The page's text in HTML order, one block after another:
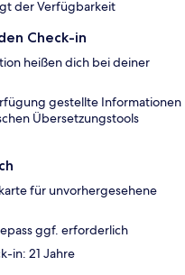
der Verfügbarkeit
Check-in
heißen dich bei deiner
gestellte Informationen
Übersetzungstools
für unvorhergesehene
ggf. erforderlich
in: 21 Jahre